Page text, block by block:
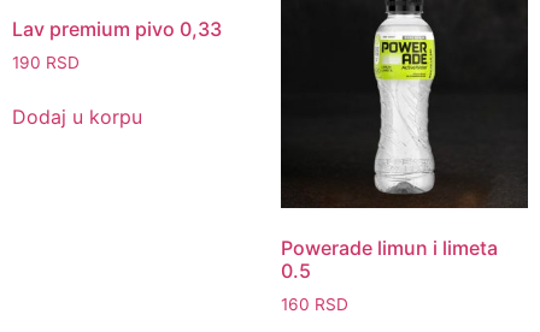
Lav premium pivo 0,33
190 RSD
Dodaj u korpu
Powerade limun i limeta
0.5
160 RSD